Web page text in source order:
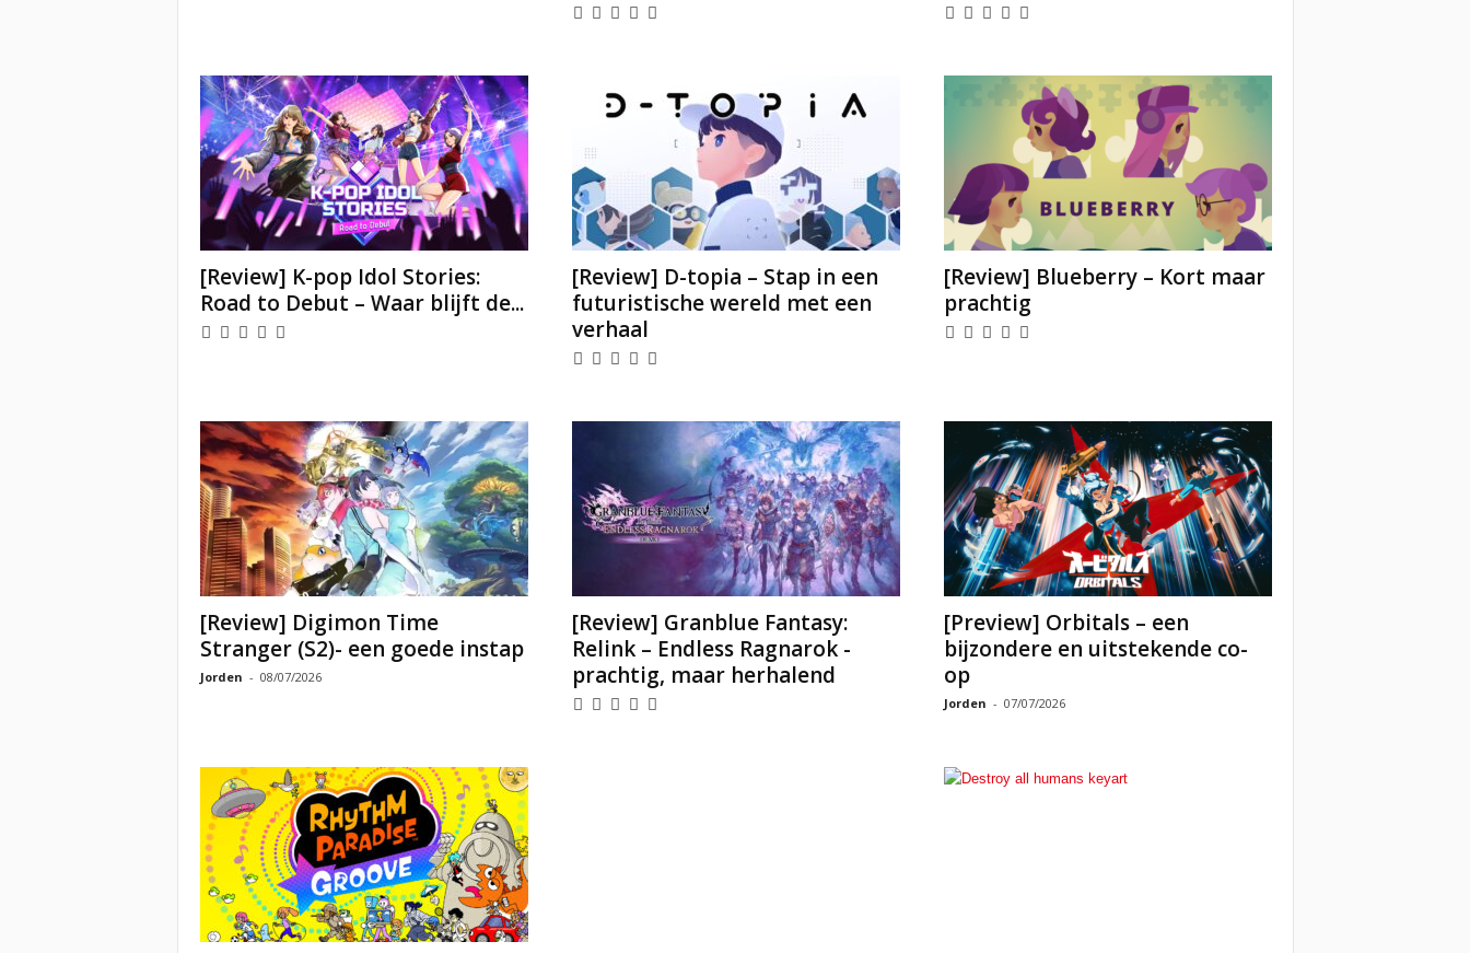
[Review] K-pop Idol Stories:
Road to Debut – Waar blijft de...
[Review] D-topia – Stap in een
futuristische wereld met een
verhaal
[Review] Blueberry – Kort maar
prachtig
[Review] Digimon Time
Stranger (S2)- een goede instap
Jorden - 08/07/2026
[Review] Granblue Fantasy:
Relink – Endless Ragnarok -
prachtig, maar herhalend
[Preview] Orbitals – een
bijzondere en uitstekende co-
op
Jorden - 07/07/2026